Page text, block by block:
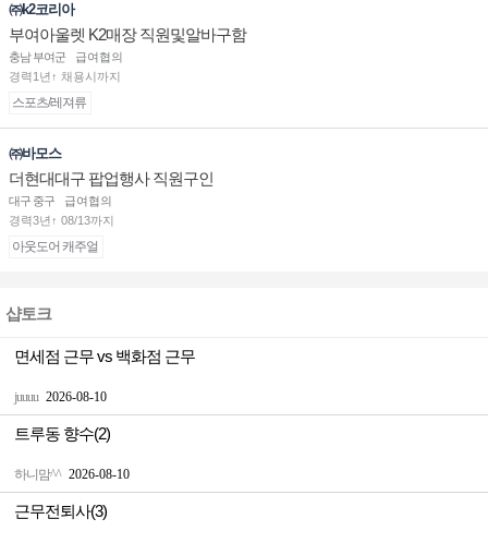
㈜k2코리아
부여아울렛 K2매장 직원및알바구함
충남 부여군
급여협의
경력1년↑ 채용시까지
스포츠/레져류
㈜바모스
더현대대구 팝업행사 직원구인
대구 중구
급여협의
경력3년↑ 08/13까지
아웃도어 캐주얼
샵토크
juuuu 2026-08-10
면세점 근무 vs 백화점 근무
하니맘^^ 2026-08-10
트루동 향수(2)
근무전퇴사(3)